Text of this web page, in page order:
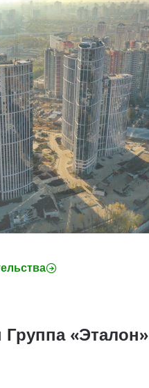
«Эталон»